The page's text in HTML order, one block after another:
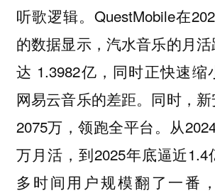
听歌逻辑。QuestMobile在
的数据显示，汽水音乐的月
达 1.3982亿，同时正快速缩
网易云音乐的差距。同时，
2075万，领跑全平台。从
万月活，到2025年底逼近1.4
多时间用户规模翻了一番